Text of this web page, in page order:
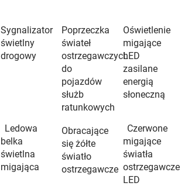
Sygnalizator
świetlny
drogowy
Poprzeczka
świateł
ostrzegawczych
do
pojazdów
służb
ratunkowych
Oświetlenie
migające
LED
zasilane
energią
słoneczną
Ledowa
belka
świetlna
migająca
Obracające
się żółte
światło
ostrzegawcze
Czerwone
migające
światła
ostrzegawcze
LED